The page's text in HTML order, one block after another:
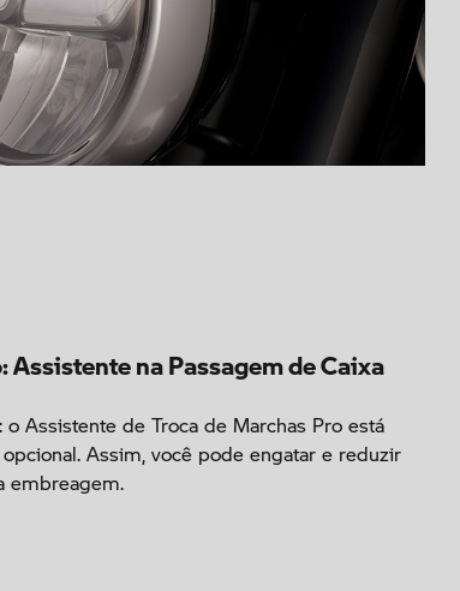
na Passagem de Caixa
Assistente de Troca de Marchas Pro está
Assim, você pode engatar e reduzir
embreagem.